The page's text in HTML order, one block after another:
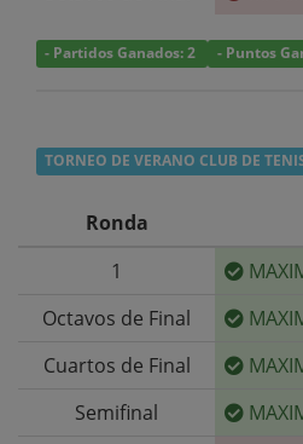
- Partidos Ganados: 2 - Puntos
TORNEO DE VERANO CLUB DE
Ronda
1
Octavos de Final
Cuartos de Final
Semifinal